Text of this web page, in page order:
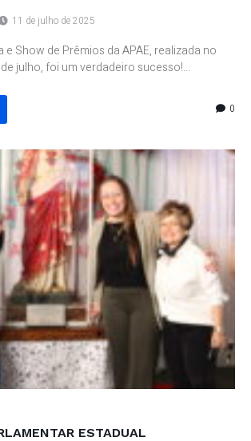
11 de julho de 2025
e Show de Prêmios da APAE, realizada no
julho, foi um verdadeiro sucesso!...
0
ESTADUAL